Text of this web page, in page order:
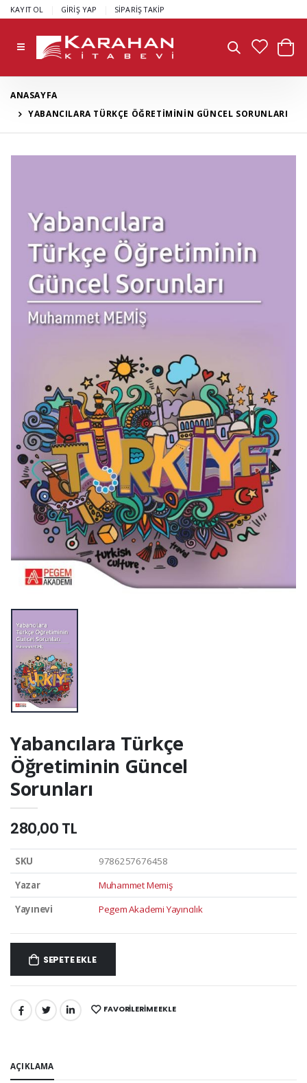
KAYIT OL GİRİŞ YAP SİPARİŞ TAKİP
ANASAYFA
YABANCILARA TÜRKÇE ÖĞRETİMİNİN GÜNCEL SORUNLARI
Yabancılara Türkçe
Öğretiminin Güncel
Sorunları
280,00 TL
SKU
9786257676458
Yazar
Muhammet Memiş
Yayınevi
Pegem Akademi Yayıncılık
SEPETE EKLE
PAYLAŞ: FAVORILERIME EKLE
AÇIKLAMA